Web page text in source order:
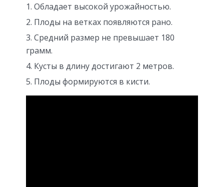
Обладает высокой урожайностью.
Плоды на ветках появляются рано.
Средний размер не превышает 180
грамм.
Кусты в длину достигают 2 метров.
Плоды формируются в кисти.